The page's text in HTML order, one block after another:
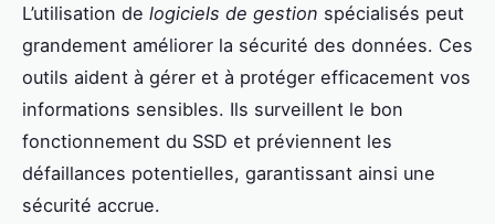
L’utilisation de logiciels de gestion spécialisés peut
grandement améliorer la sécurité des données. Ces
outils aident à gérer et à protéger efficacement vos
informations sensibles. Ils surveillent le bon
fonctionnement du SSD et préviennent les
défaillances potentielles, garantissant ainsi une
sécurité accrue.